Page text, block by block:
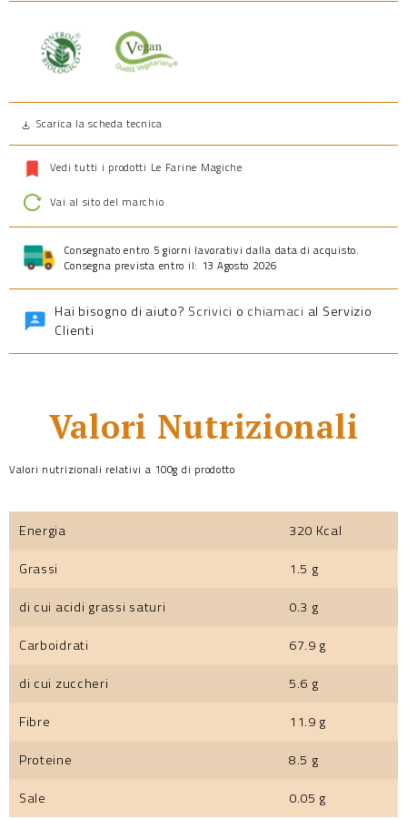
Prodotto vegano
Scarica la scheda tecnica
Vedi tutti i prodotti Le Farine Magiche
Vai al sito del marchio
Consegnato entro 5 giorni lavorativi dalla data di acquisto.
Consegna prevista entro il: 13 Agosto 2026
Hai bisogno di aiuto? Scrivici o chiamaci al Servizio
Clienti
Valori Nutrizionali
Valori nutrizionali relativi a 100g di prodotto
Energia
320 Kcal
Grassi
1.5 g
di cui acidi grassi saturi
0.3 g
Carboidrati
67.9 g
di cui zuccheri
5.6 g
Fibre
11.9 g
Proteine
8.5 g
Sale
0.05 g